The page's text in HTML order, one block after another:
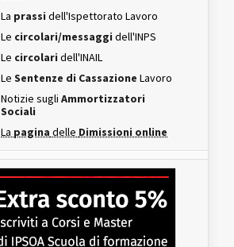
La prassi dell'Ispettorato Lavoro
Le circolari/messaggi dell'INPS
Le circolari dell'INAIL
Le Sentenze di Cassazione Lavoro
Notizie sugli Ammortizzatori
Sociali
La pagina delle Dimissioni online